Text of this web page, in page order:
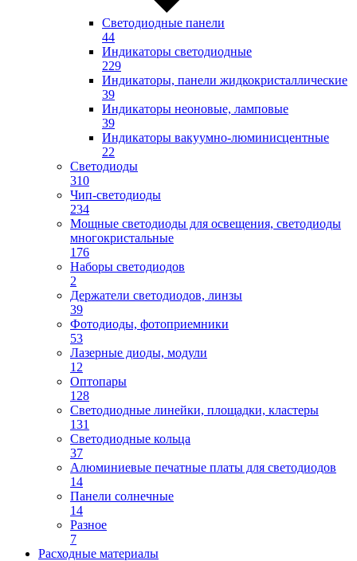
Светодиодные панели
44
Индикаторы светодиодные
229
Индикаторы, панели жидкокристаллические
39
Индикаторы неоновые, ламповые
39
Индикаторы вакуумно-люминисцентные
22
Светодиоды
310
Чип-светодиоды
234
Мощные светодиоды для освещения, светодиоды
многокристальные
176
Наборы светодиодов
2
Держатели светодиодов, линзы
39
Фотодиоды, фотоприемники
53
Лазерные диоды, модули
12
Оптопары
128
Светодиодные линейки, площадки, кластеры
131
Светодиодные кольца
37
Алюминиевые печатные платы для светодиодов
14
Панели солнечные
14
Разное
7
Расходные материалы